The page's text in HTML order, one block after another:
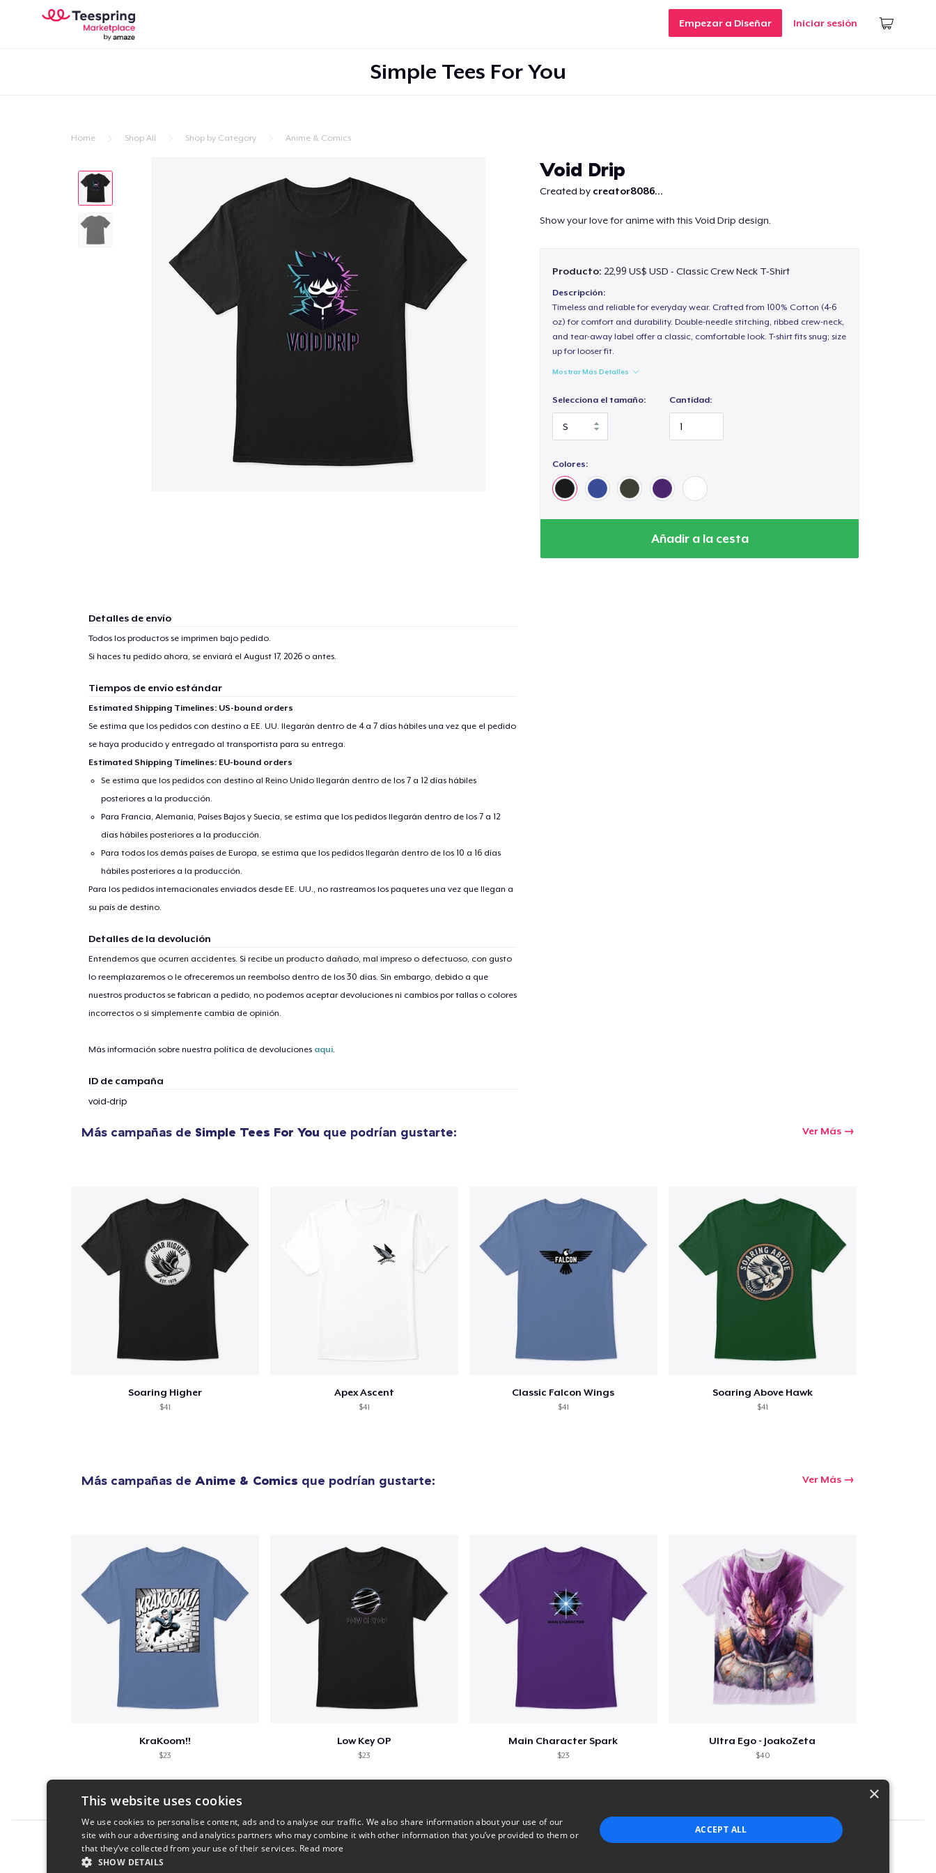
Empezar a Diseñar Iniciar sesión
Simple Tees For You
Home Shop All Shop by Category Anime & Comics
Void Drip
Created by creator8086...
Show your love for anime with this Void Drip design.
Producto: 22,99 US$ USD - Classic Crew Neck T-Shirt
Descripción:
Timeless and reliable for everyday wear. Crafted from 100% Cotton (4-6
oz) for comfort and durability. Double-needle stitching, ribbed crew-neck,
and tear-away label offer a classic, comfortable look. T-shirt fits snug; size
up for looser fit.
Mostrar Más Detalles
Selecciona el tamaño: Cantidad:
Colores:
Añadir a la cesta
Detalles de envío
Todos los productos se imprimen bajo pedido.
Si haces tu pedido ahora, se enviará el August 17, 2026o antes.
Tiempos de envío estándar
Estimated Shipping Timelines: US-bound orders
Se estima que los pedidos con destino a EE. UU. llegarán dentro de 4 a 7 días hábiles una vez que el pedido
se haya producido y entregado al transportista para su entrega.
Estimated Shipping Timelines: EU-bound orders
Se estima que los pedidos con destino al Reino Unido llegarán dentro de los 7 a 12 días hábiles
posteriores a la producción.
Para Francia, Alemania, Países Bajos y Suecia, se estima que los pedidos llegarán dentro de los 7 a 12
días hábiles posteriores a la producción.
Para todos los demás países de Europa, se estima que los pedidos llegarán dentro de los 10 a 16 días
hábiles posteriores a la producción.
Para los pedidos internacionales enviados desde EE. UU., no rastreamos los paquetes una vez que llegan a
su país de destino.
Detalles de la devolución
Entendemos que ocurren accidentes. Si recibe un producto dañado, mal impreso o defectuoso, con gusto
lo reemplazaremos o le ofreceremos un reembolso dentro de los 30 días. Sin embargo, debido a que
nuestros productos se fabrican a pedido, no podemos aceptar devoluciones ni cambios por tallas o colores
incorrectos o si simplemente cambia de opinión.
Más información sobre nuestra política de devoluciones aquí.
ID de campaña
void-drip
Más campañas de Simple Tees For You que podrían gustarte: Ver Más
Soaring Higher
$41
Apex Ascent
$41
Classic Falcon Wings
$41
Soaring Above Hawk
$41
Más campañas de Anime & Comics que podrían gustarte: Ver Más
KraKoom!!
$23
Low Key OP
$23
Main Character Spark
$23
Ultra Ego - JoakoZeta
$40
Report this product
1artículo añadido al carrito
×
This website uses cookies
We use cookies to personalise content, ads and to analyse our traffic. We also share information about your use of our
site with our advertising and analytics partners who may combine it with other information that you’ve provided to them or
that they’ve collected from your use of their services. Read more
SHOW DETAILS
ACCEPT ALL